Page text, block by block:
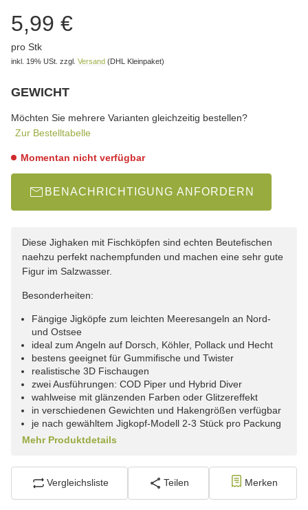
5,99 €
pro Stk
inkl. 19% USt. zzgl. Versand (DHL Kleinpaket)
GEWICHT
Möchten Sie mehrere Varianten gleichzeitig bestellen?
Zur Bestelltabelle
Momentan nicht verfügbar
BENACHRICHTIGUNG ANFORDERN
Diese Jighaken mit Fischköpfen sind echten Beutefischen
naehzu perfekt nachempfunden und machen eine sehr gute
Figur im Salzwasser.
Besonderheiten:
Fängige Jigköpfe zum leichten Meeresangeln an Nord-
und Ostsee
ideal zum Angeln auf Dorsch, Köhler, Pollack und Hecht
bestens geeignet für Gummifische und Twister
realistische 3D Fischaugen
zwei Ausführungen: COD Piper und Hybrid Diver
wahlweise mit glänzenden Farben oder Glitzereffekt
in verschiedenen Gewichten und Hakengrößen verfügbar
je nach gewähltem Jigkopf-Modell 2-3 Stück pro Packung
Mehr Produktdetails
Vergleichsliste Teilen Merken